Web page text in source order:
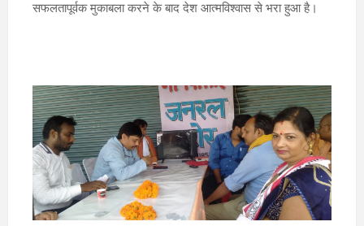
सफलतापूर्वक मुकाबला करने के बाद देश आत्मविश्वास से भरा हुआ है।